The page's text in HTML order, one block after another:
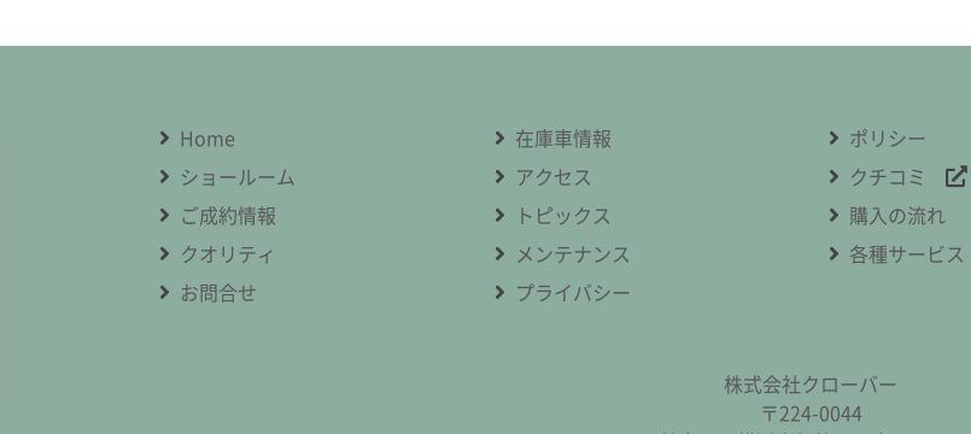
Home 在庫車情報 ポリシー
ショールーム
アクセス クチコミ
ご成約情報
トピックス 購入の流れ
クオリティ
メンテナンス 各種サービス
お問合せ
プライバシー
株式会社クローバー
〒224-0044